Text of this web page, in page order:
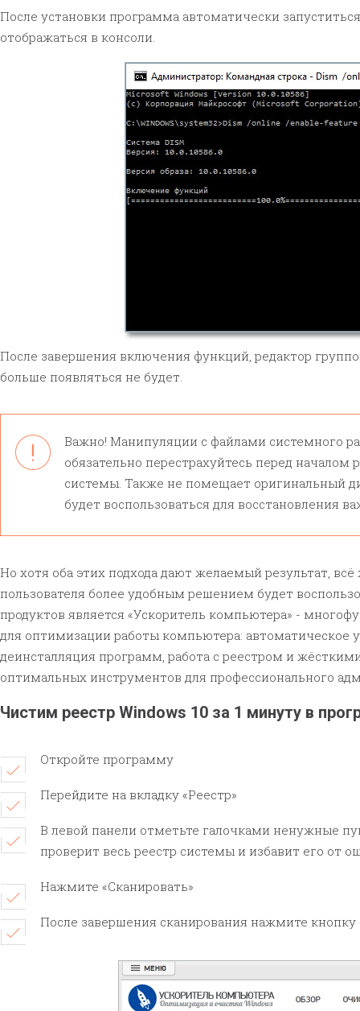
После установки программа автоматически
отображаться в консоли.
После завершения включения функций, редактор
больше появляться не будет.
Важно! Манипуляции с файлами системного
обязательно перестрахуйтесь перед
системы. Также не помещает оригинальный
будет воспользоваться для восстановления
Но хотя оба этих подхода дают желаемый результат,
пользователя более удобным решением будет
продуктов является «Ускоритель компьютера» -
для оптимизации работы компьютера: автоматическое
деинсталляция программ, работа с реестром и
оптимальных инструментов для профессионального
Чистим реестр Windows 10 за 1 минуту в
Откройте программу
Перейдите на вкладку «Реестр»
В левой панели отметьте галочками ненужные
проверит весь реестр системы и избавит его от
Нажмите «Сканировать»
После завершения сканирования нажмите кнопку